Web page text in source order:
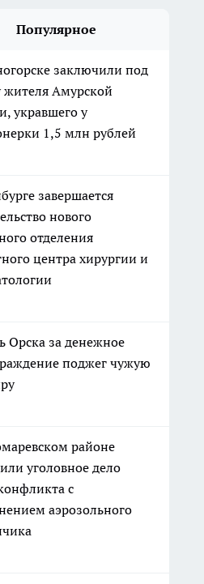
Популярное
заключили под
жителя Амурской
укравшего у
1,5 млн рублей
завершается
нового
отделения
центра хирургии и
Орска за денежное
поджег чужую
районе
уголовное дело
с
аэрозольного